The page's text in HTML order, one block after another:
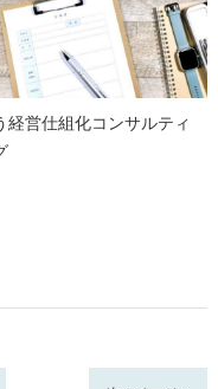
経営仕組化コンサルティ